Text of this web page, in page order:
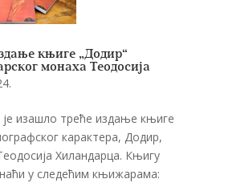
књиге „Додир“
монаха Теодосија
изашло треће издање књиге
карактера, Додир,
Хиландарца. Књигу
у следећим књижарама: